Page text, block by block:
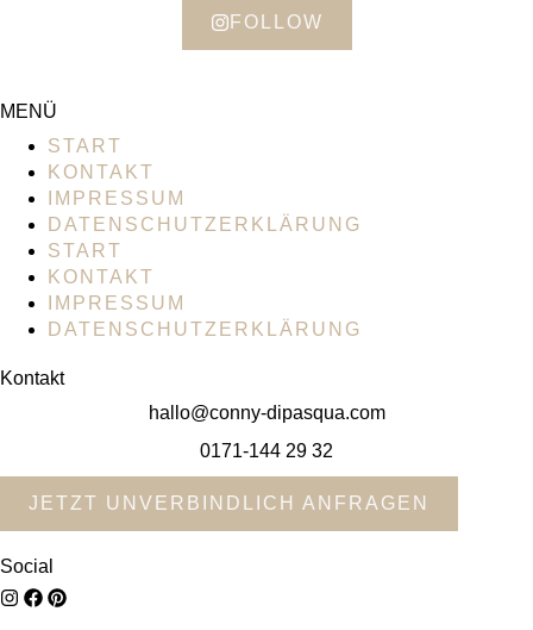
FOLLOW
MENÜ
START
KONTAKT
IMPRESSUM
DATENSCHUTZERKLÄRUNG
START
KONTAKT
IMPRESSUM
DATENSCHUTZERKLÄRUNG
Kontakt
hallo@conny-dipasqua.com
0171-144 29 32
JETZT UNVERBINDLICH ANFRAGEN
Social